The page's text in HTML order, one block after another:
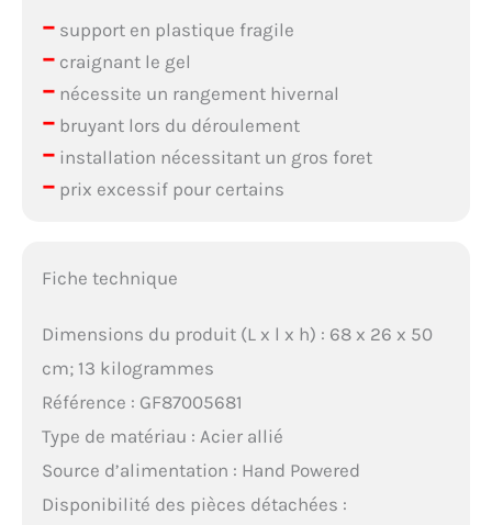
–support en plastique fragile
–craignant le gel
–nécessite un rangement hivernal
–bruyant lors du déroulement
–installation nécessitant un gros foret
–prix excessif pour certains
Fiche technique
Dimensions du produit (L x l x h) : 68 x 26 x 50
cm; 13 kilogrammes
Référence : GF87005681
Type de matériau : Acier allié
Source d’alimentation : Hand Powered
Disponibilité des pièces détachées :